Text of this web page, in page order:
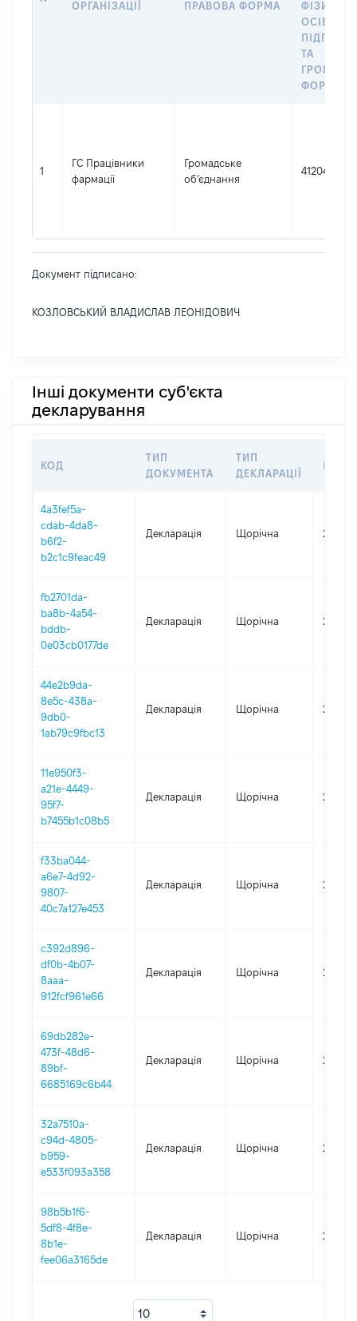
ОРГАНІЗАЦІЇ
ПРАВОВА ФОРМА
ОСІБ –
ТА
1
ГС Працівники
фармації
Громадське
об’єднання
41204424
Документ підписано:
КОЗЛОВСЬКИЙ ВЛАДИСЛАВ ЛЕОНІДОВИЧ
Інші документи суб'єкта
декларування
КОД
ТИП
ДОКУМЕНТА
ТИП
ДЕКЛАРАЦІЇ
4a3fef5a-
cdab-4da8-
b6f2-
b2c1c9feac49
Декларація Щорічна 2025
fb2701da-
ba8b-4a54-
bddb-
0e03cb0177de
Декларація Щорічна 2024
44e2b9da-
8e5c-438a-
9db0-
1ab79c9fbc13
Декларація Щорічна 2023
11e950f3-
a21e-4449-
95f7-
b7455b1c08b5
Декларація Щорічна 2022
f33ba044-
a6e7-4d92-
9807-
40c7a127e453
Декларація Щорічна 2021
c392d896-
df0b-4b07-
8aaa-
912fcf961e66
Декларація Щорічна 2020
69db282e-
473f-48d6-
89bf-
6685169c6b44
Декларація Щорічна 2018
32a7510a-
c94d-4805-
b959-
e533f093a358
Декларація Щорічна 2017
98b5b1f6-
5df8-4f8e-
8b1e-
fee06a3165de
Декларація Щорічна 2016